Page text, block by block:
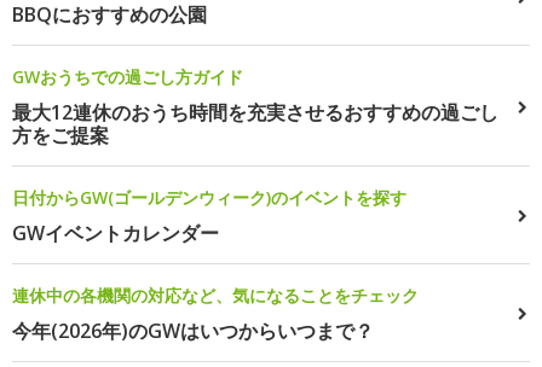
BBQにおすすめの公園
GWおうちでの過ごし方ガイド
最大12連休のおうち時間を充実させるおすすめの過ごし
方をご提案
日付からGW(ゴールデンウィーク)のイベントを探す
GWイベントカレンダー
連休中の各機関の対応など、気になることをチェック
今年(2026年)のGWはいつからいつまで？